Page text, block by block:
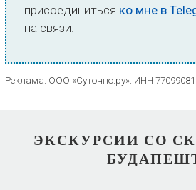
присоединиться ко мне в
на связи.
Реклама. ООО «Суточно.ру». ИНН
ЭКСКУРСИИ СО